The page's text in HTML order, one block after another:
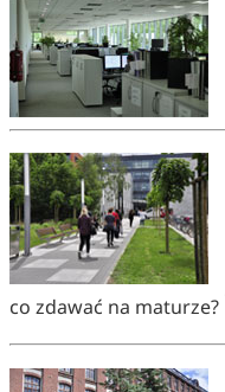
co zdawać na maturze?